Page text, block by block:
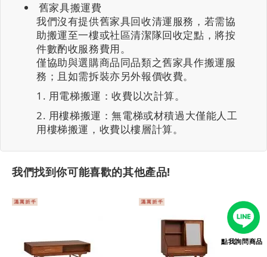
舊家具搬運費
我們沒有提供舊家具回收清運服務，若需協
助搬運至一樓或社區清潔隊回收定點，將按
件數酌收服務費用。
僅協助與選購商品同品類之舊家具作搬運服
務；且如需拆裝亦另外報價收費。
用電梯搬運：收費以次計算。
用樓梯搬運：無電梯或材積過大僅能人工
用樓梯搬運，收費以樓層計算。
我們找到你可能喜歡的其他產品!
點我詢問商品